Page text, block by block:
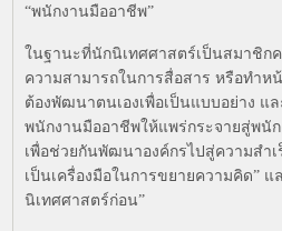
“พนักงานมืออาชีพ”
ในฐานะที่นักนิเทศศาสตร์เป็นสมาชิก
ความสามารถในการสื่อสาร หรือทำห
ต้องพัฒนาตนเองเพื่อเป็นแบบอย่าง แ
พนักงานมืออาชีพให้แพร่กระจายสู่พนั
เพื่อช่วยกันพัฒนาองค์กรไปสู่ความสำเ
เป็นเครื่องมือในการขยายความคิด” แ
นิเทศศาสตร์ก่อน”